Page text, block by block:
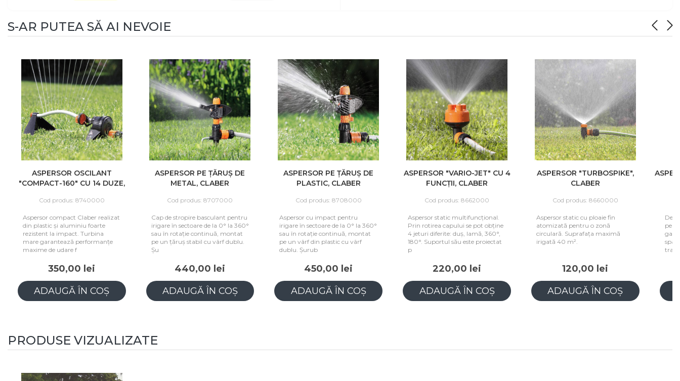
S-AR PUTEA SĂ AI NEVOIE
ASPERSOR OSCILANT
"COMPACT-160" CU 14 DUZE,
Cod produs: 8740000
Aspersor compact Claber realizat
din plastic și aluminiu foarte
rezistent la impact. Turbina
mare garantează performanțe
maxime de udare f
350,00 lei
ADAUGĂ ÎN COȘ
ASPERSOR PE ȚĂRUȘ DE
METAL, CLABER
Cod produs: 8707000
Cap de stropire basculant pentru
irigare în sectoare de la 0° la 360°
sau în rotație continuă, montat
pe un țăruș stabil cu vârf dublu.
Șu
440,00 lei
ADAUGĂ ÎN COȘ
ASPERSOR PE ȚĂRUȘ DE
PLASTIC, CLABER
Cod produs: 8708000
Aspersor cu impact pentru
irigare în sectoare de la 0° la 360°
sau în rotație continuă, montat
pe un vârf din plastic cu vârf
dublu. Șurub
450,00 lei
ADAUGĂ ÎN COȘ
ASPERSOR "VARIO-JET" CU 4
FUNCȚII, CLABER
Cod produs: 8662000
Aspersor static multifuncțional.
Prin rotirea capului se pot obține
4 jeturi diferite: duș, lamă, 360°,
180°. Suportul său este proiectat
p
220,00 lei
ADAUGĂ ÎN COȘ
ASPERSOR "TURBOSPIKE",
CLABER
Cod produs: 8660000
Aspersor static cu ploaie fin
atomizată pentru o zonă
circulară. Suprafața maximă
irigată 40 m².
120,00 lei
ADAUGĂ ÎN COȘ
PRODUSE VIZUALIZATE